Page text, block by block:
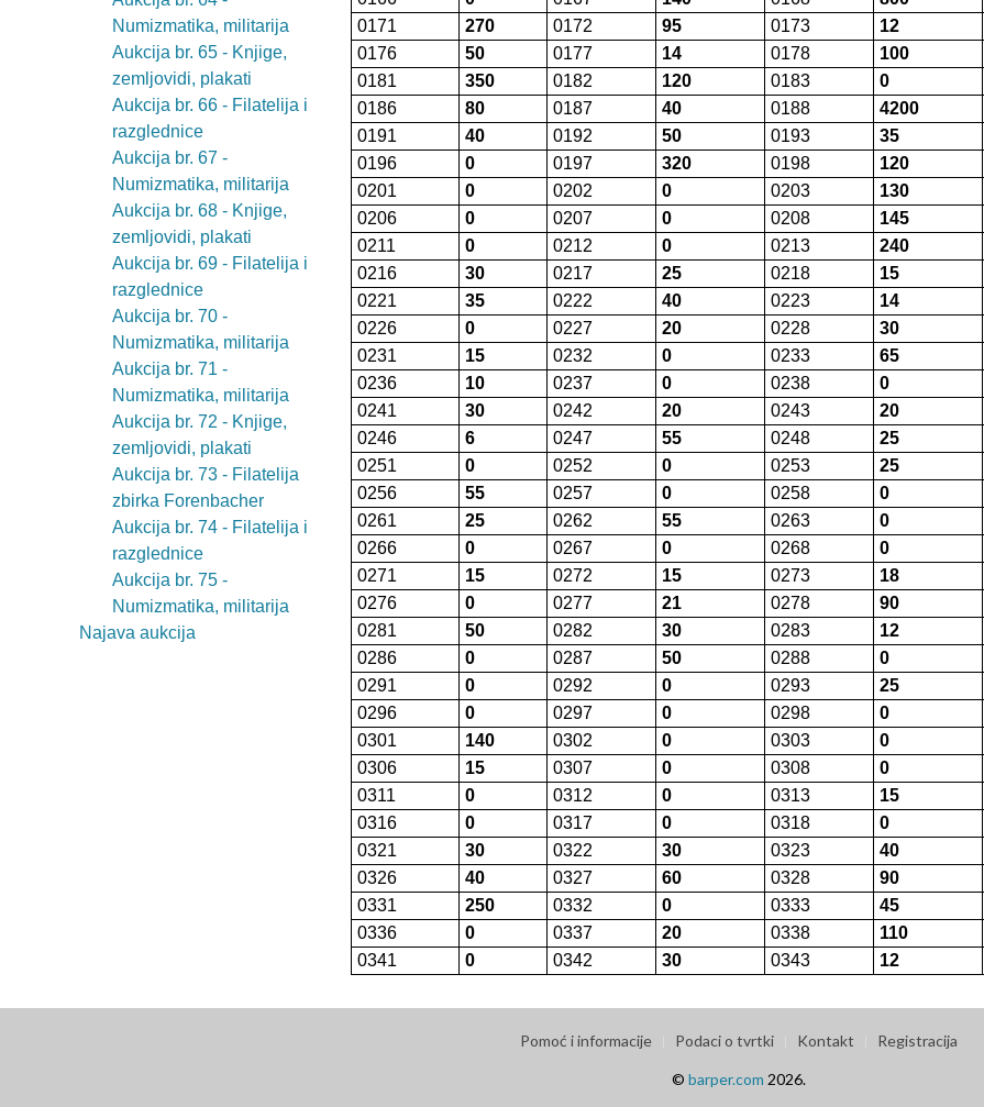
Numizmatika, militarija
Aukcija br. 65 - Knjige,
zemljovidi, plakati
Aukcija br. 66 - Filatelija i
razglednice
Aukcija br. 67 -
Numizmatika, militarija
Aukcija br. 68 - Knjige,
zemljovidi, plakati
Aukcija br. 69 - Filatelija i
razglednice
Aukcija br. 70 -
Numizmatika, militarija
Aukcija br. 71 -
Numizmatika, militarija
Aukcija br. 72 - Knjige,
zemljovidi, plakati
Aukcija br. 73 - Filatelija
zbirka Forenbacher
Aukcija br. 74 - Filatelija i
razglednice
Aukcija br. 75 -
Numizmatika, militarija
Najava aukcija
0171
270 0172 95 0173 12
0176
50 0177 14 0178 100
0181
350 0182 120 0183 0
0186
80 0187 40 0188 4200
0191
40 0192 50 0193 35
0196
0 0197 320 0198 120
0201
0 0202 0 0203 130
0206
0 0207 0 0208 145
0211
0 0212 0 0213 240
0216
30 0217 25 0218 15
0221
35 0222 40 0223 14
0226
0 0227 20 0228 30
0231
15 0232 0 0233 65
0236
10 0237 0 0238 0
0241
30 0242 20 0243 20
0246
6 0247 55 0248 25
0251
0 0252 0 0253 25
0256
55 0257 0 0258 0
0261
25 0262 55 0263 0
0266
0 0267 0 0268 0
0271
15 0272 15 0273 18
0276
0 0277 21 0278 90
0281
50 0282 30 0283 12
0286
0 0287 50 0288 0
0291
0 0292 0 0293 25
0296
0 0297 0 0298 0
0301
140 0302 0 0303 0
0306
15 0307 0 0308 0
0311
0 0312 0 0313 15
0316
0 0317 0 0318 0
0321
30 0322 30 0323 40
0326
40 0327 60 0328 90
0331
250 0332 0 0333 45
0336
0 0337 20 0338 110
0341
0 0342 30 0343 12
Pomoć i informacije Podaci o tvrtki Kontakt Registracija
© barper.com 2026.